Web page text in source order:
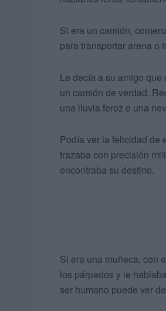
Si era un camión,
para transportar arena o
Le decía a su amigo
un camión de verdad.
una lluvia feroz o una
Podía ver la felicidad de
trazaba con precisión
encontraba su destino.
Si era una muñeca, con
los párpados y le
ser humano puede ver